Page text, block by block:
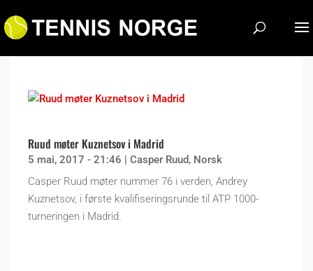
Ruud møter Kuznetsov i Madrid
5 mai, 2017 - 21:46 | Casper Ruud, Norsk
Casper Ruud møter nummer 76 i verden, Andrey
Kuznetsov, i første kvalifiseringsrunde til ATP 1000-
turneringen i Madrid.